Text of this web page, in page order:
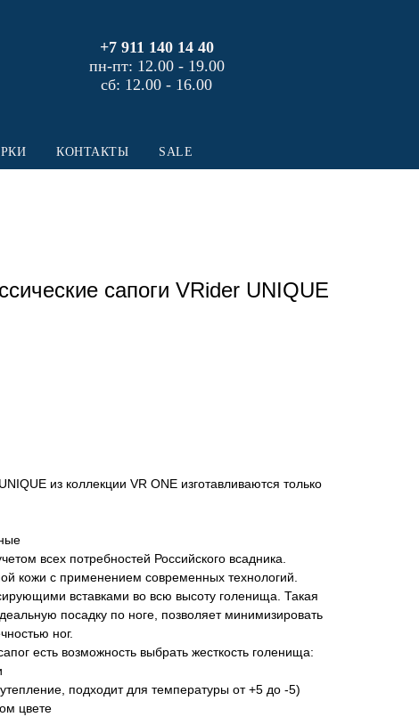
+7 911 140 14 40
пн-пт: 12.00 - 19.00
сб: 12.00 - 16.00
КОНТАКТЫ SALE
сапоги VRider UNIQUE
из коллекции VR ONE изготавливаются только
всех потребностей Российского всадника.
кожи с применением современных технологий.
вставками во всю высоту голенища. Такая
посадку по ноге, позволяет минимизировать
ног.
есть возможность выбрать жесткость голенища:
подходит для температуры от +5 до -5)
цвете